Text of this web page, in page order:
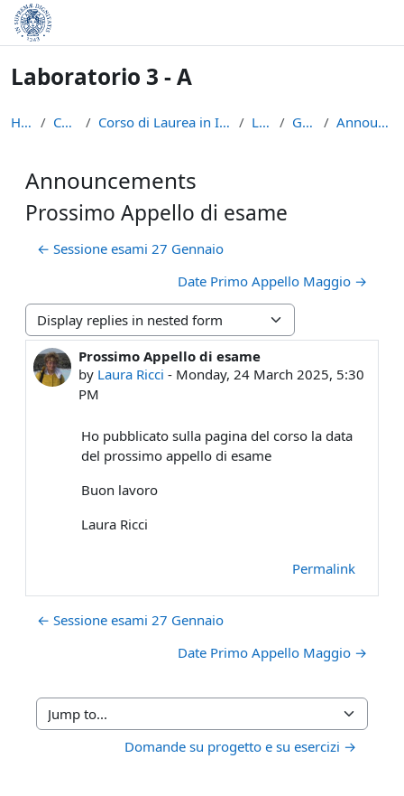
Skip to main content
Laboratorio 3 - A
Home Courses Corso di Laurea in Informatica (L-31) LAB3A General Announcements
Announcements
Prossimo Appello di esame
← Sessione esami 27 Gennaio
Date Primo Appello Maggio →
Display mode
Prossimo Appello di esame
by Laura Ricci - Monday, 24 March 2025, 5:30
PM
Number of replies: 0
Ho pubblicato sulla pagina del corso la data
del prossimo appello di esame
Buon lavoro
Laura Ricci
Permalink
← Sessione esami 27 Gennaio
Date Primo Appello Maggio →
Jump to...
Domande su progetto e su esercizi →